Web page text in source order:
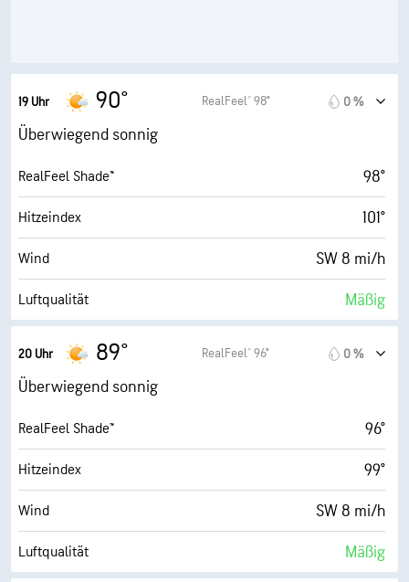
Sichtweite 10 mi
Wolkendecke
19 Uhr 90° RealFeel® 98° 0 %
Überwiegend sonnig
RealFeel Shade™ 98°
Hitzeindex 101°
Wind SW 8 mi/h
Luftqualität Mäßig
Maximaler UV-Indexwert
Böen
Luftfeuch. 61 %
Taupunkt 75° F
AccuLumen Brightness Index™ 6 (Mittel)
Bewölkung 24 %
20 Uhr 89° RealFeel® 96° 0 %
Überwiegend sonnig
RealFeel Shade™ 96°
Hitzeindex 99°
Wind SW 8 mi/h
Luftqualität Mäßig